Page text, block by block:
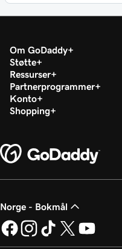
Om GoDaddy
Støtte
Ressurser
Partnerprogrammer
Konto
Shopping
Norge - Bokmål